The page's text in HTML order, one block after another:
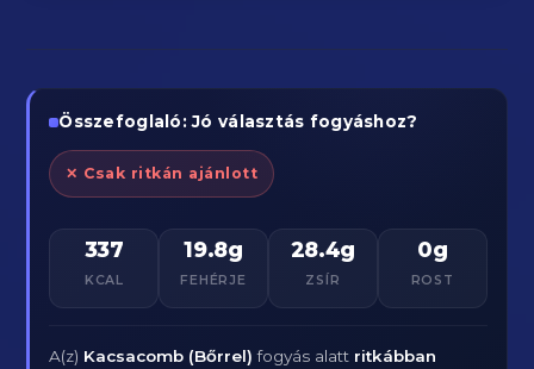
Összefoglaló: Jó választás fogyáshoz?
✕ Csak ritkán ajánlott
337
KCAL
19.8g
FEHÉRJE
28.4g
ZSÍR
0g
ROST
A(z) Kacsacomb (Bőrrel) fogyás alatt ritkábban